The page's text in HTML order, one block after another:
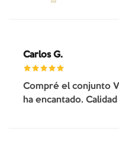
Carlos G.
Compré el conjunto
ha encantado.